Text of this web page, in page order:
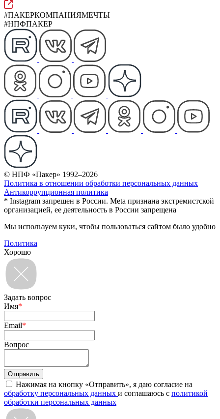
#ПАКЕРКОМПАНИЯМЕЧТЫ
#НПФПАКЕР
© НПФ «Пакер» 1992–2026
Политика в отношении обработки персональных данных
Антикоррупционная политика
* Instagram запрещен в России. Meta признана экстремистской
организацией, ее деятельность в России запрещена
Мы используем куки, чтобы пользоваться сайтом было удобно
Политика
Хорошо
Задать вопрос
Имя*
Email*
Вопрос
Нажимая на кнопку «Отправить», я даю согласие на
обработку персональных данных и соглашаюсь с политикой
обработки персональных данных